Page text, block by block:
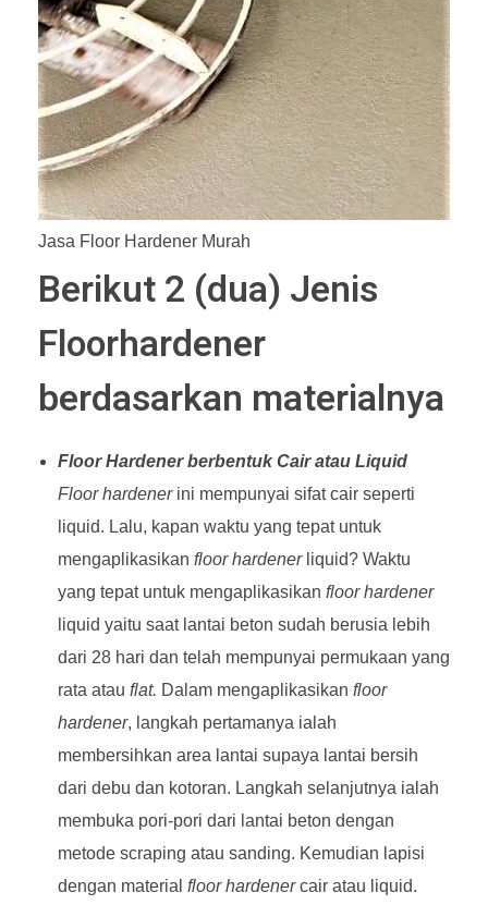
Jasa Floor Hardener Murah
Berikut 2 (dua) Jenis
Floorhardener
berdasarkan materialnya
Floor Hardener berbentuk Cair atau Liquid
Floor hardenerini mempunyai sifat cair seperti
liquid. Lalu, kapan waktu yang tepat untuk
mengaplikasikan floor hardenerliquid? Waktu
yang tepat untuk mengaplikasikan floor hardener
liquid yaitu saat lantai beton sudah berusia lebih
dari 28 hari dan telah mempunyai permukaan yang
rata atau flat. Dalam mengaplikasikan floor
hardener, langkah pertamanya ialah
membersihkan area lantai supaya lantai bersih
dari debu dan kotoran. Langkah selanjutnya ialah
membuka pori-pori dari lantai beton dengan
metode scraping atau sanding. Kemudian lapisi
dengan material floor hardenercair atau liquid.